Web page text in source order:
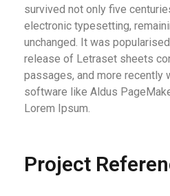
survived not only five
electronic typesetting,
unchanged. It was
release of Letraset sheets
passages, and more recently
software like Aldus
Lorem Ipsum.
Project